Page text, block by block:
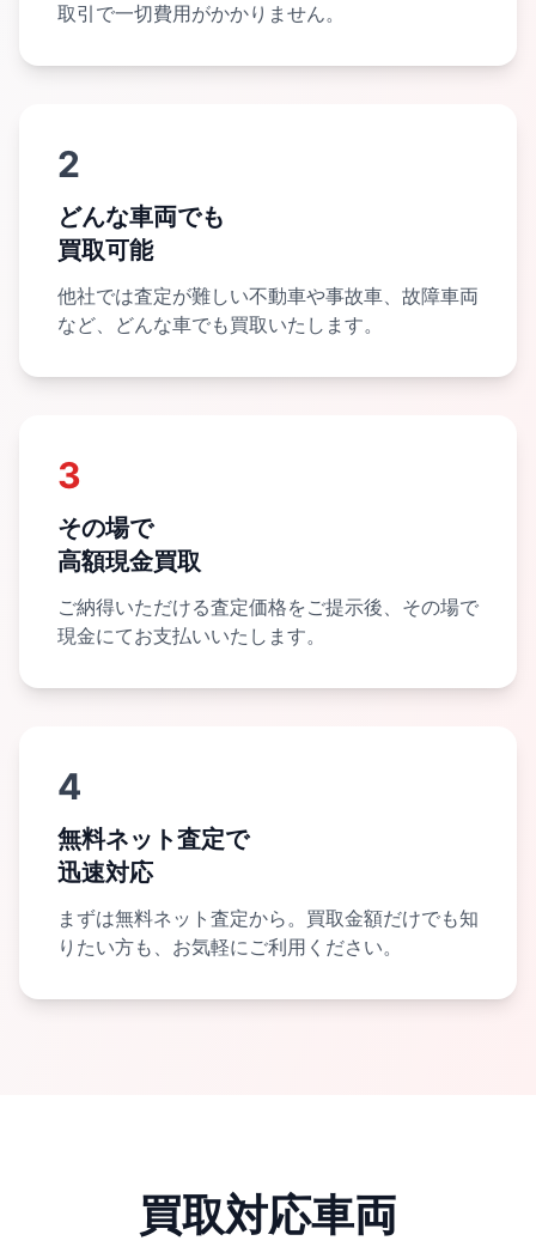
取引で一切費用がかかりません。
2
どんな車両でも
買取可能
他社では査定が難しい不動車や事故車、故障車両
など、どんな車でも買取いたします。
3
その場で
高額現金買取
ご納得いただける査定価格をご提示後、その場で
現金にてお支払いいたします。
4
無料ネット査定で
迅速対応
まずは無料ネット査定から。買取金額だけでも知
りたい方も、お気軽にご利用ください。
買取対応車両